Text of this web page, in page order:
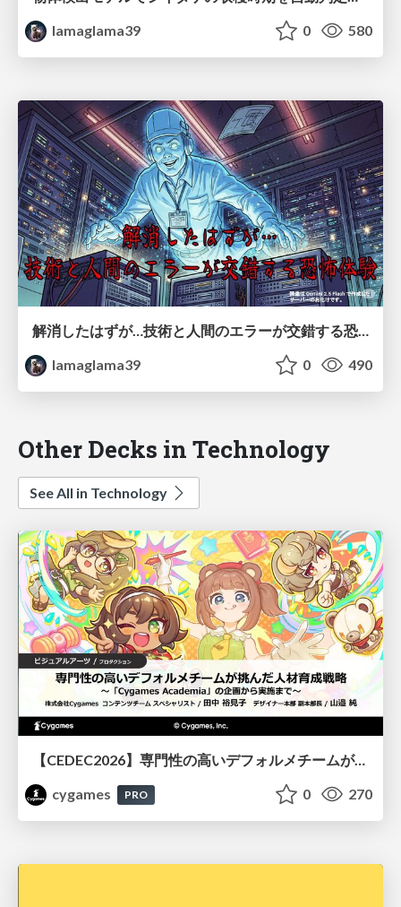
lamaglama39
0 580
lamaglama39
0 490
Other Decks in Technology
See All in Technology
【CEDEC2026】専門性の高いデフォルメチームが挑んだ人材育成戦略 〜Cygames Academiaの企画から実施まで〜
cygames
PRO 0 270